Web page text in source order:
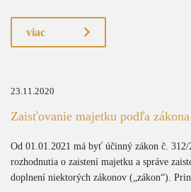
viac
23.11.2020
Zaisťovanie majetku podľa
Od 01.01.2021 má byť účinný zákon č.
rozhodnutia o zaistení majetku a správe
doplnení niektorých zákonov („zákon“).